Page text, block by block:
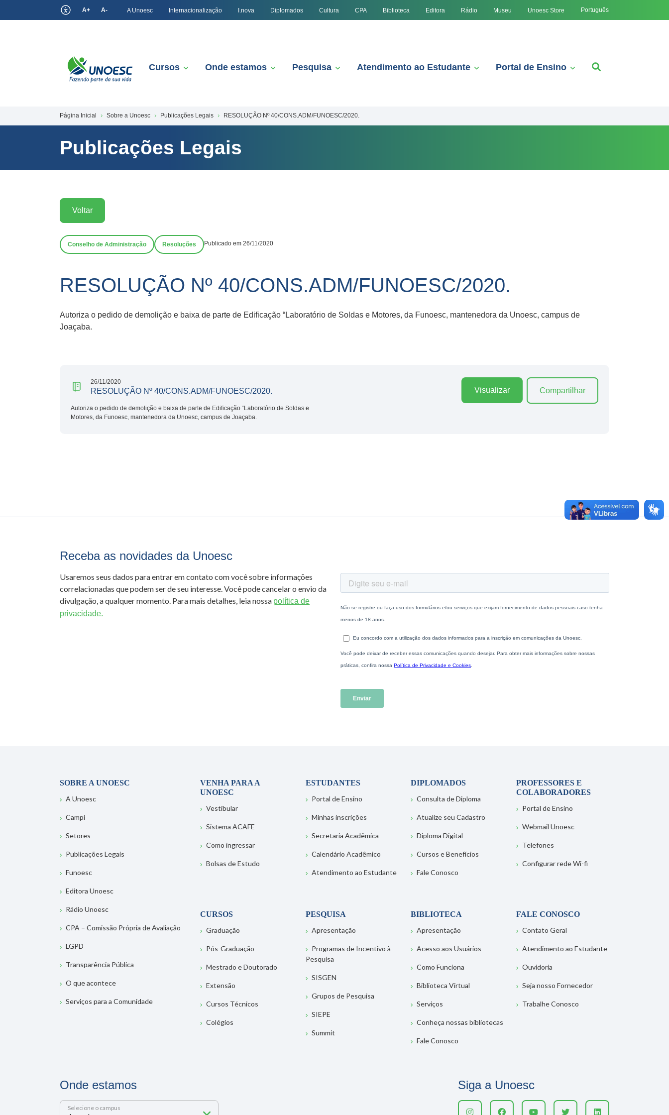
A+ A- A Unoesc Internacionalização I.nova Diplomados Cultura CPA Biblioteca Editora Rádio Museu Unoesc Store Português
Cursos Onde estamos Pesquisa Atendimento ao Estudante Portal de Ensino
Página Inicial Sobre a Unoesc Publicações Legais RESOLUÇÃO Nº 40/CONS.ADM/FUNOESC/2020.
Publicações Legais
Voltar
Conselho de Administração Resoluções Publicado em 26/11/2020
RESOLUÇÃO Nº 40/CONS.ADM/FUNOESC/2020.
Autoriza o pedido de demolição e baixa de parte de Edificação “Laboratório de Soldas e Motores, da Funoesc, mantenedora da Unoesc, campus de
Joaçaba.
26/11/2020
RESOLUÇÃO Nº 40/CONS.ADM/FUNOESC/2020.
Autoriza o pedido de demolição e baixa de parte de Edificação “Laboratório de Soldas e
Motores, da Funoesc, mantenedora da Unoesc, campus de Joaçaba.
Visualizar Compartilhar
Receba as novidades da Unoesc
Usaremos seus dados para entrar em contato com você sobre informações
correlacionadas que podem ser de seu interesse. Você pode cancelar o envio da
divulgação, a qualquer momento. Para mais detalhes, leia nossa política de
privacidade.
SOBRE A UNOESC
A Unoesc
Campi
Setores
Publicações Legais
Funoesc
Editora Unoesc
Rádio Unoesc
CPA – Comissão Própria de Avaliação
LGPD
Transparência Pública
O que acontece
Serviços para a Comunidade
VENHA PARA A
UNOESC
Vestibular
Sistema ACAFE
Como ingressar
Bolsas de Estudo
ESTUDANTES
Portal de Ensino
Minhas inscrições
Secretaria Acadêmica
Calendário Acadêmico
Atendimento ao Estudante
DIPLOMADOS
Consulta de Diploma
Atualize seu Cadastro
Diploma Digital
Cursos e Benefícios
Fale Conosco
PROFESSORES E
COLABORADORES
Portal de Ensino
Webmail Unoesc
Telefones
Configurar rede Wi-fi
CURSOS
Graduação
Pós-Graduação
Mestrado e Doutorado
Extensão
Cursos Técnicos
Colégios
PESQUISA
Apresentação
Programas de Incentivo à
Pesquisa
SISGEN
Grupos de Pesquisa
SIEPE
Summit
BIBLIOTECA
Apresentação
Acesso aos Usuários
Como Funciona
Biblioteca Virtual
Serviços
Conheça nossas bibliotecas
Fale Conosco
FALE CONOSCO
Contato Geral
Atendimento ao Estudante
Ouvidoria
Seja nosso Fornecedor
Trabalhe Conosco
Onde estamos
Selecione o campus
Siga a Unoesc